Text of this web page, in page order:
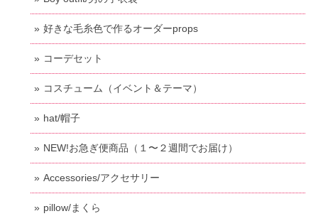
好きな毛糸色で作るオーダーprops
コーデセット
コスチューム（イベント＆テーマ）
hat/帽子
NEW!お急ぎ便商品（１〜２週間でお届け）
Accessories/アクセサリー
pillow/まくら